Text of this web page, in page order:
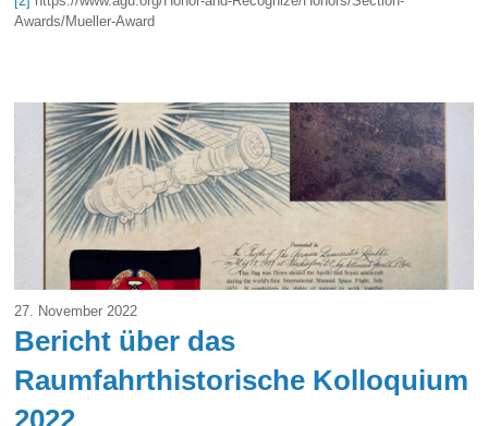
Awards/Mueller-Award
27. November 2022
Bericht über das
Raumfahrthistorische Kolloquium